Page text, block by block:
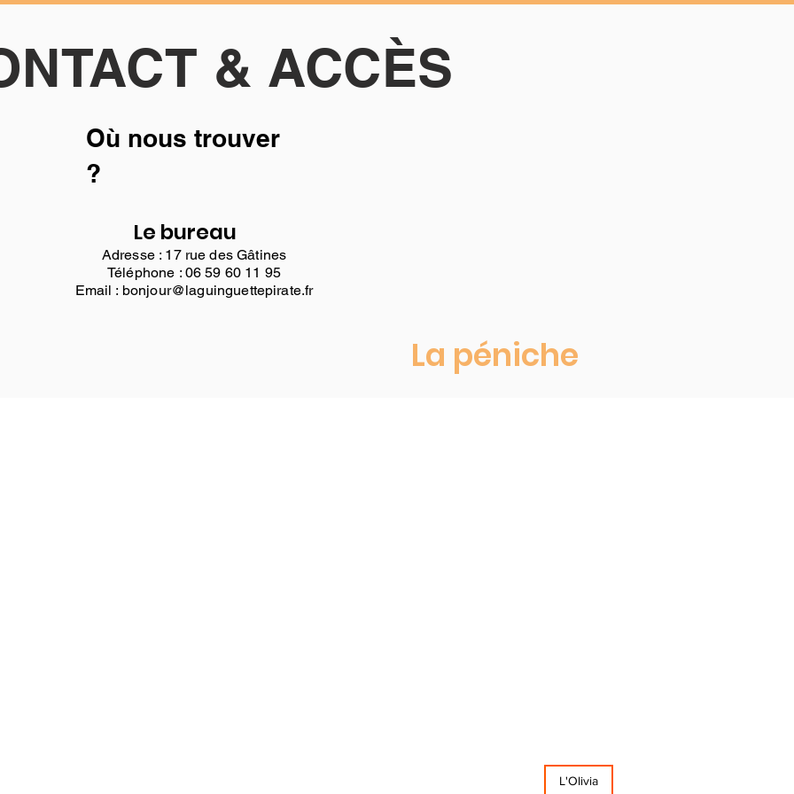
& ACCÈS
Où nous trouver
?
Le bureau
Adresse : 17 rue des Gâtines
Téléphone : 06 59 60 11 95
Email : bonjour@laguinguettepirate.fr
La péniche
L'Olivia